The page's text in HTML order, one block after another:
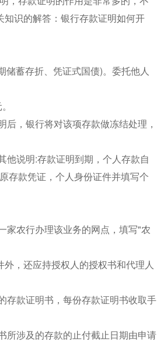
识的解答：银行存款证明如何开
蓄存折、凭证式国债)。委托他人
，银行将对该项存款做冻结处理，
他说明:存款证明到期，个人存款自
存款凭证，个人身份证件并填写个
家农行办理该业务的网点，填写"农
，还应持授权人的授权书和代理人
存款证明书，每份存款证明书收取手
所涉及的存款的止付截止日期由申请